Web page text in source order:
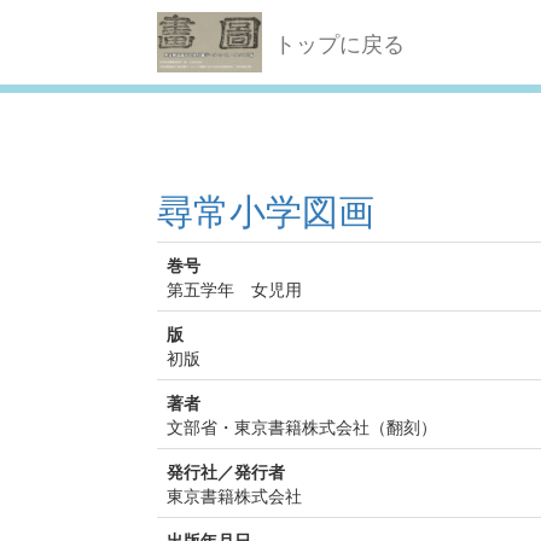
トップに戻る
尋常小学図画
巻号
第五学年 女児用
版
初版
著者
文部省・東京書籍株式会社（翻刻）
発行社／発行者
東京書籍株式会社